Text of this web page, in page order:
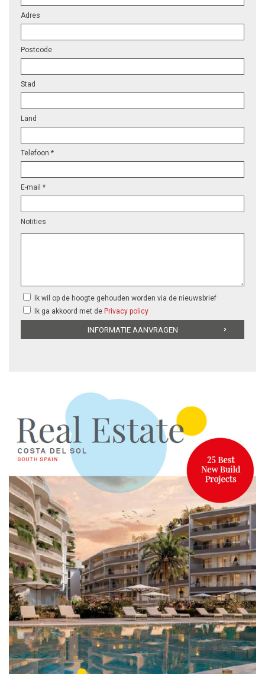
Adres
Postcode
Stad
Land
Telefoon *
E-mail *
Notities
Ik wil op de hoogte gehouden worden via de nieuwsbrief
Ik ga akkoord met de Privacy policy